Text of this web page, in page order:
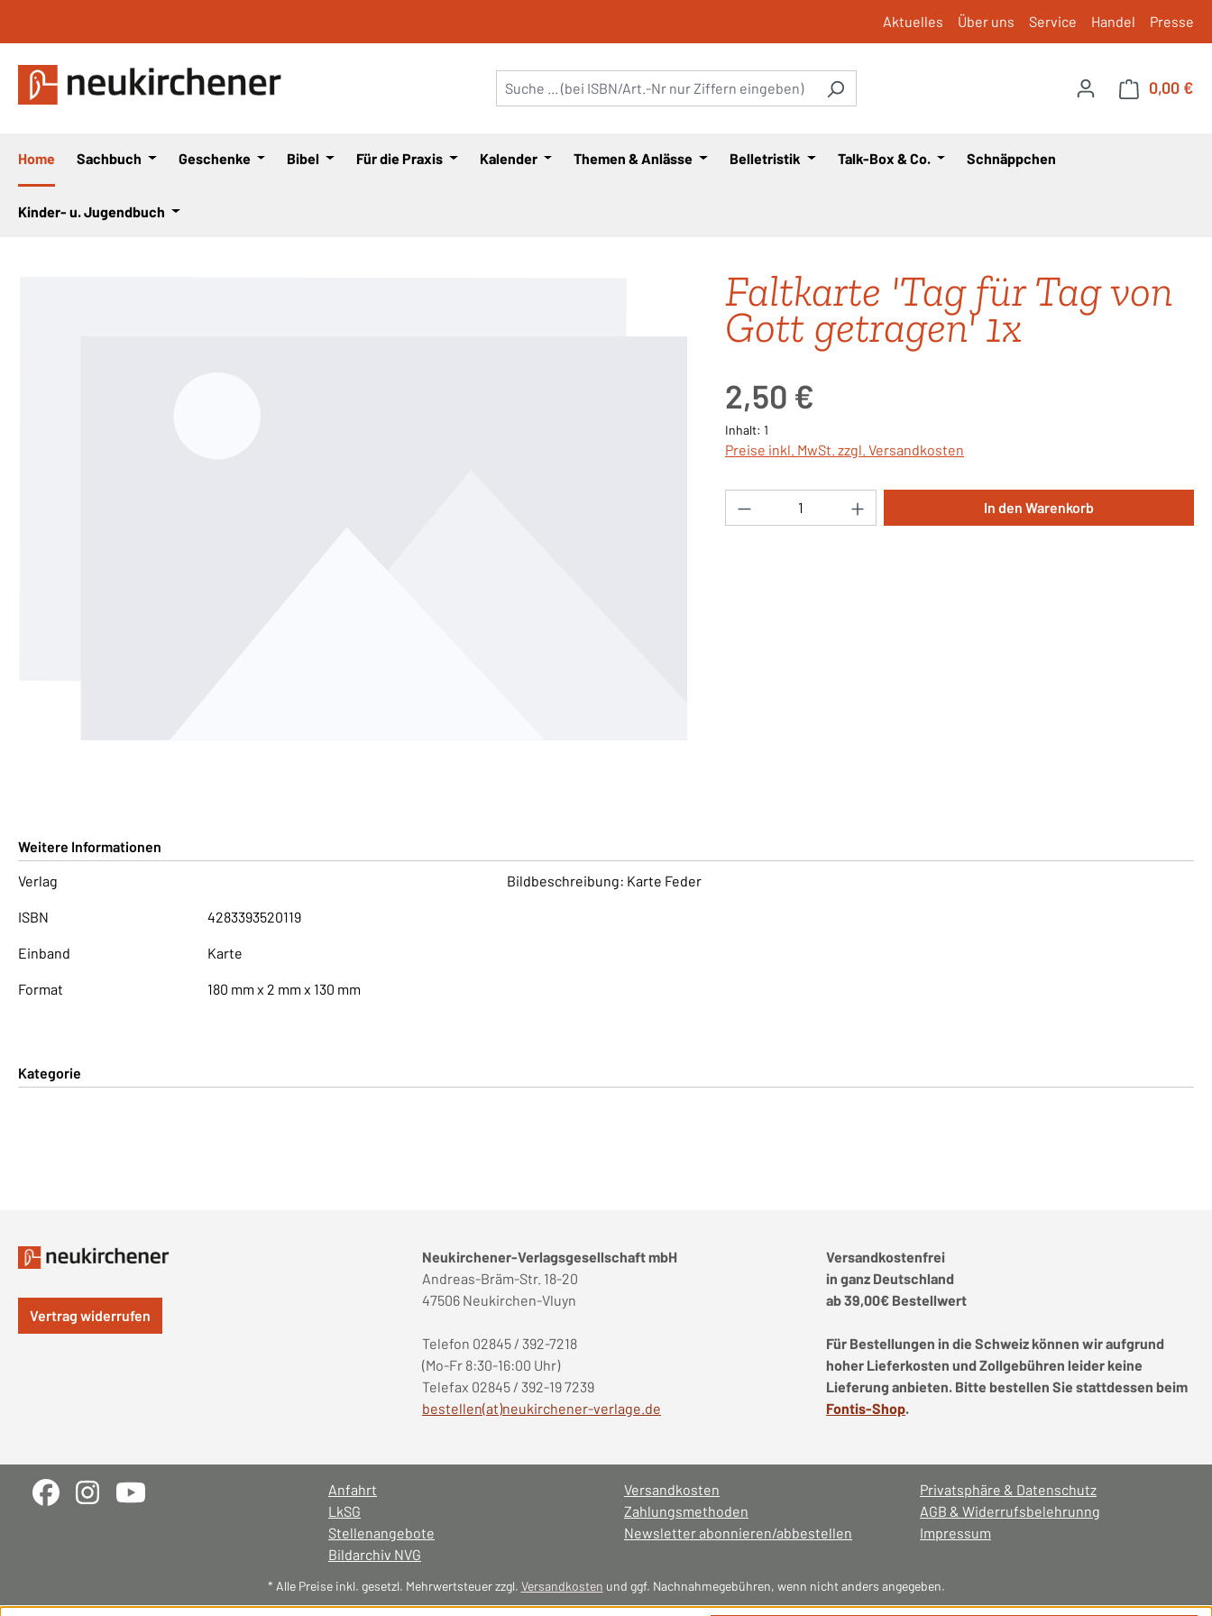
Aktuelles Über uns Service Handel Presse
0,00 €
Home Sachbuch Geschenke Bibel Für die Praxis Kalender Themen & Anlässe Belletristik Talk-Box & Co. Schnäppchen
Kinder- u. Jugendbuch
Faltkarte 'Tag für Tag von
Gott getragen' 1x
2,50 €
Inhalt: 1
Preise inkl. MwSt. zzgl. Versandkosten
Produkt Anzahl: Gib den gewünschten Wert ein
In den Warenkorb
Weitere Informationen
Verlag
ISBN 4283393520119
Einband Karte
Format 180 mm x 2 mm x 130 mm
Bildbeschreibung: Karte Feder
Kategorie
Vertrag widerrufen
Neukirchener-Verlagsgesellschaft mbH
Andreas-Bräm-Str. 18-20
47506 Neukirchen-Vluyn
Telefon 02845 / 392-7218
(Mo-Fr 8:30-16:00 Uhr)
Telefax 02845 / 392-19 7239
bestellen(at)neukirchener-verlage.de
Versandkostenfrei
in ganz Deutschland
ab 39,00€ Bestellwert
Für Bestellungen in die Schweiz können wir aufgrund
hoher Lieferkosten und Zollgebühren leider keine
Lieferung anbieten. Bitte bestellen Sie stattdessen beim
Fontis-Shop.
Anfahrt
LkSG
Stellenangebote
Versandkosten
Zahlungsmethoden
Newsletter abonnieren/abbestellen
Privatsphäre & Datenschutz
AGB & Widerrufsbelehrunng
Impressum
Bildarchiv NVG
* Alle Preise inkl. gesetzl. Mehrwertsteuer zzgl. Versandkosten und ggf. Nachnahmegebühren, wenn nicht anders angegeben.